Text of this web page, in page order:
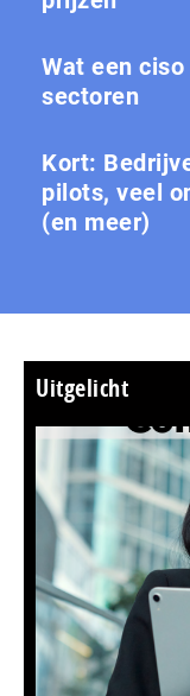
Wat een
sectoren
Kort:
pilots, veel
(en meer)
Uitgelicht